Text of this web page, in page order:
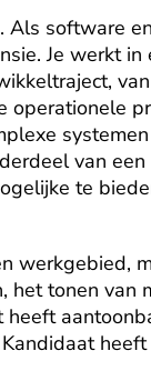
software
Je werkt
van
te
werkgebied,
tonen van